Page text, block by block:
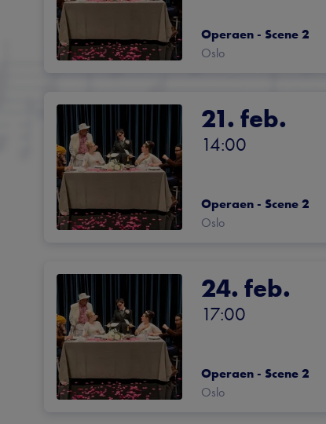
Operaen - Scene 2
Oslo
21. feb.
14:00
Operaen - Scene 2
Oslo
24. feb.
17:00
Operaen - Scene 2
Oslo